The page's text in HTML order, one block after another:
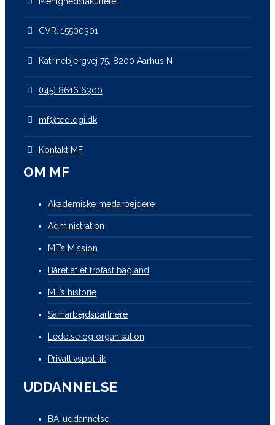
CVR: 15500301
Katrinebjergvej 75, 8200 Aarhus N
(+45) 8616 6300
mf@teologi.dk
Kontakt MF
OM MF
Akademiske medarbejdere
Administration
MF’s Mission
Båret af et trofast bagland
MF’s historie
Samarbejdspartnere
Ledelse og organisation
Privatlivspolitik
UDDANNELSE
BA-uddannelse